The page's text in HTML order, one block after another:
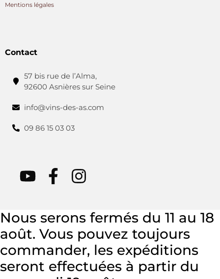
Mentions légales
Contact
57 bis rue de l’Alma,
92600 Asnières sur Seine
info@vins-des-as.com
09 86 15 03 03
Nous serons fermés du 11 au 18
août. Vous pouvez toujours
commander, les expéditions
seront effectuées à partir du